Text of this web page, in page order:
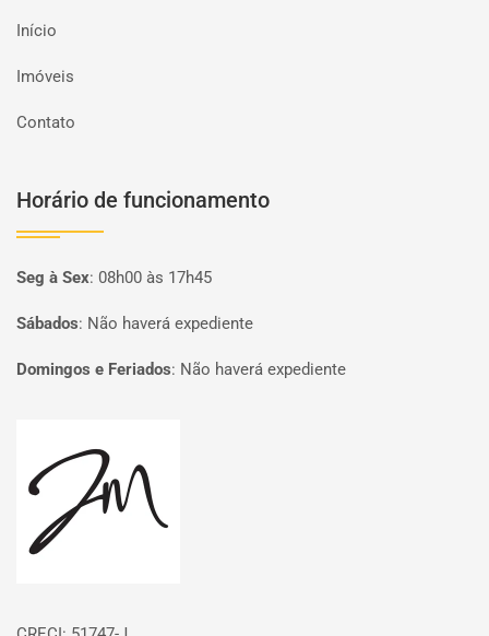
Início
Imóveis
Contato
Horário de funcionamento
Seg à Sex: 08h00 às 17h45
Sábados: Não haverá expediente
Domingos e Feriados: Não haverá expediente